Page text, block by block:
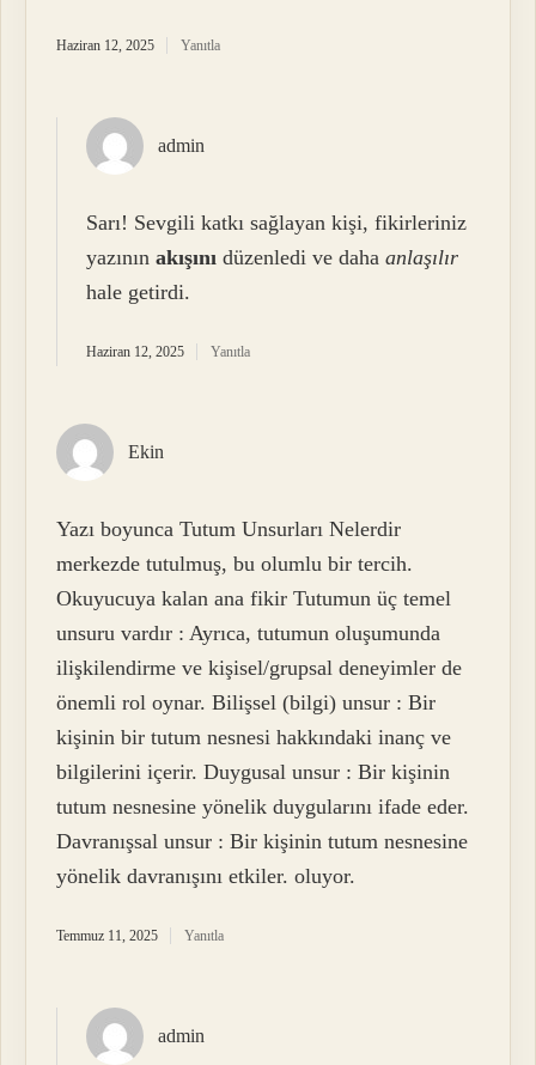
Haziran 12, 2025 Yanıtla
admin
Sarı! Sevgili katkı sağlayan kişi, fikirleriniz
yazınınakışını düzenledi ve dahaanlaşılır
hale getirdi.
Haziran 12, 2025 Yanıtla
Ekin
Yazı boyunca Tutum Unsurları Nelerdir
merkezde tutulmuş, bu olumlu bir tercih.
Okuyucuya kalan ana fikir Tutumun üç temel
unsuru vardır : Ayrıca, tutumun oluşumunda
ilişkilendirme ve kişisel/grupsal deneyimler de
önemli rol oynar. Bilişsel (bilgi) unsur : Bir
kişinin bir tutum nesnesi hakkındaki inanç ve
bilgilerini içerir. Duygusal unsur : Bir kişinin
tutum nesnesine yönelik duygularını ifade eder.
Davranışsal unsur : Bir kişinin tutum nesnesine
yönelik davranışını etkiler. oluyor.
Temmuz 11, 2025 Yanıtla
admin